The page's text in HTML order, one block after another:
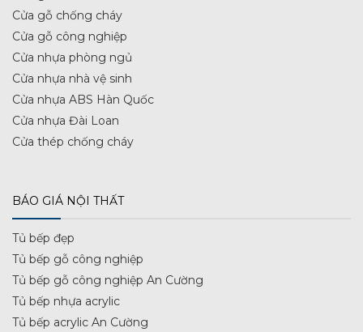
Cửa gỗ chống cháy
Cửa gỗ công nghiệp
Cửa nhựa phòng ngủ
Cửa nhựa nhà vệ sinh
Cửa nhựa ABS Hàn Quốc
Cửa nhựa Đài Loan
Cửa thép chống cháy
BÁO GIÁ NỘI THẤT
Tủ bếp đẹp
Tủ bếp gỗ công nghiệp
Tủ bếp gỗ công nghiệp An Cường
Tủ bếp nhựa acrylic
Tủ bếp acrylic An Cường